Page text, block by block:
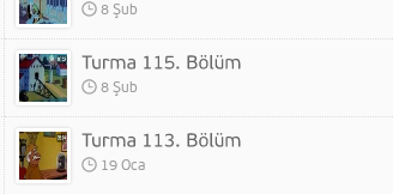
8 Şub
8 Şub
19 Oca